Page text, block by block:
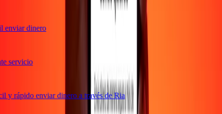
dinero
servicio
rápido enviar dinero a través de Ria